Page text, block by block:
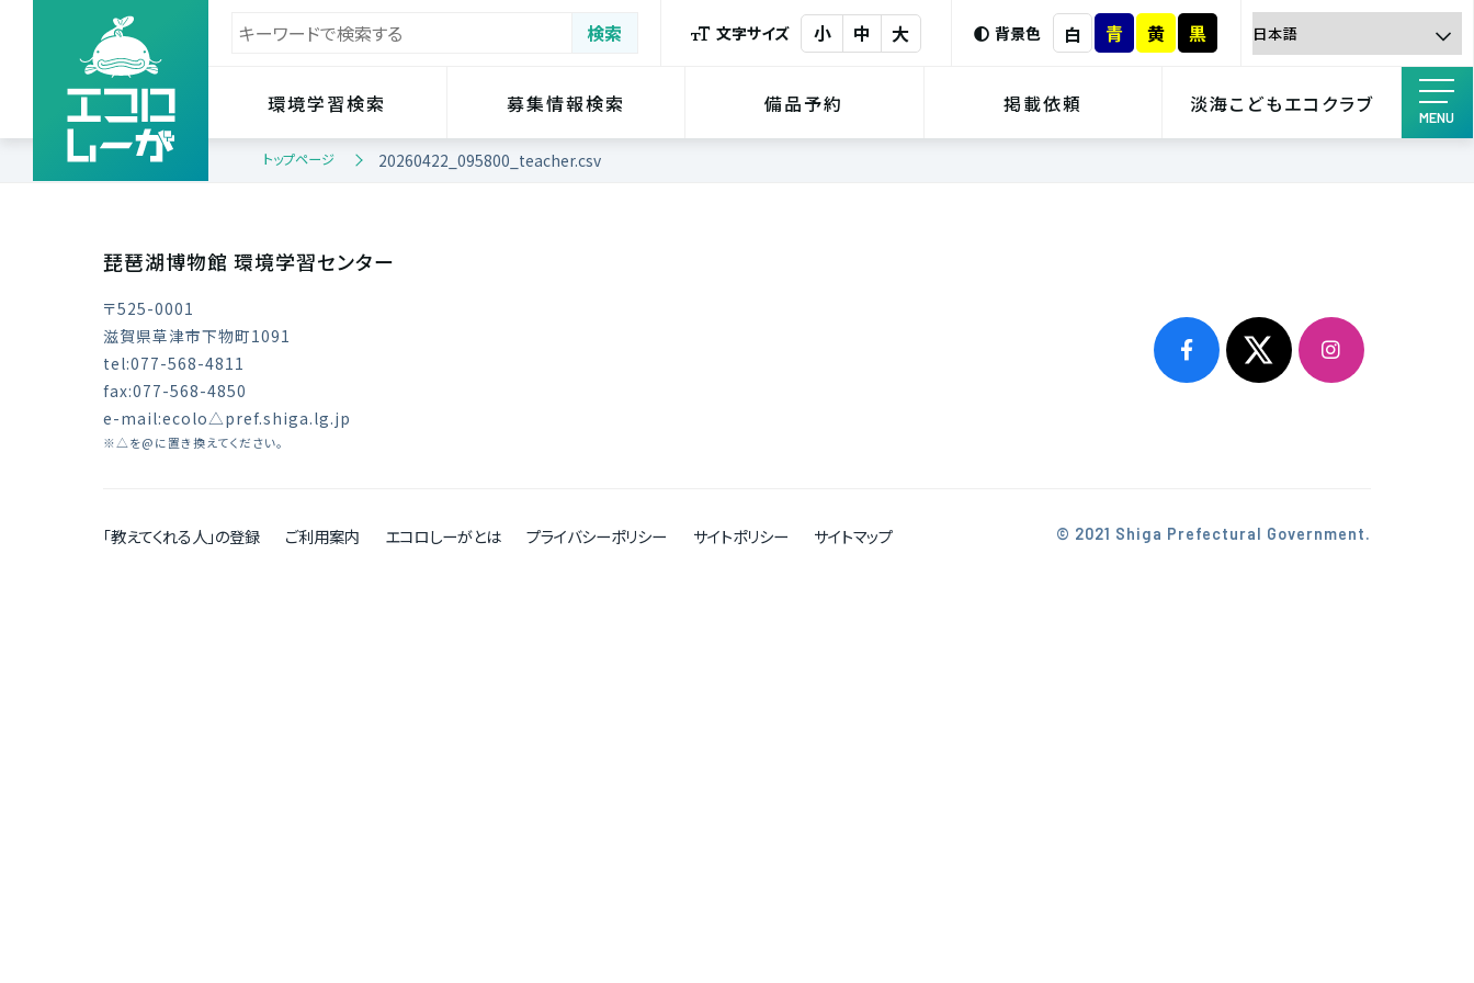
文字サイズ 小 中 大 背景色 白 青 黄 黒
環境学習検索 募集情報検索 備品予約 掲載依頼 淡海こどもエコクラブ
MENU
トップページ 20260422_095800_teacher.csv
琵琶湖博物館 環境学習センター
〒525-0001
滋賀県草津市下物町1091
tel:077-568-4811
fax:077-568-4850
e-mail:ecolo△pref.shiga.lg.jp
※△を@に置き換えてください。
「教えてくれる人」の登録 ご利用案内 エコロしーがとは プライバシーポリシー サイトポリシー サイトマップ © 2021 Shiga Prefectural Government.